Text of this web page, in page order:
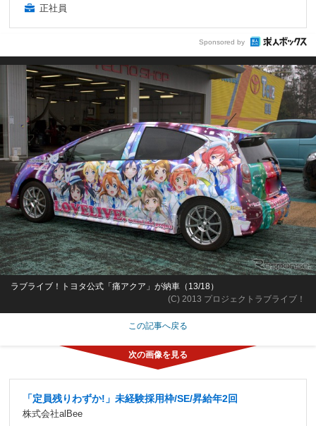
正社員
Sponsored by
(C) 2013 プロジェクトラブライブ！
ラブライブ！トヨタ公式「痛アクア」が納車（13/18）
この記事へ戻る
「定員残りわずか!」未経験採用枠/SE/昇給年2回
株式会社alBee